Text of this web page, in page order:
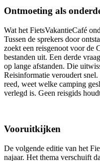
Ontmoeting als
Wat het FietsVakantieCafé
Tussen de sprekers door
zoekt een reisgenoot voor de
bestanden uit. Een derde
op lange afstanden. Die
Reisinformatie veroudert
reed, weet welke camping
verlegd is. Geen reisgids
Vooruitkijken
De volgende editie van het
najaar. Het thema verschuift